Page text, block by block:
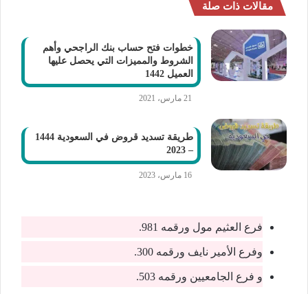
مقالات ذات صلة
خطوات فتح حساب بنك الراجحي وأهم
الشروط والمميزات التي يحصل عليها
العميل 1442
21 مارس، 2021
طريقة تسديد قروض في السعودية 1444
– 2023
16 مارس، 2023
فرع العثيم مول ورقمه 981.
وفرع الأمير نايف ورقمه 300.
و فرع الجامعيين ورقمه 503.